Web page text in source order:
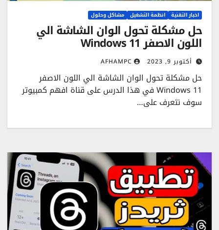
اخبار التقنية انظمة التشغيل مشاكل وحلول
حل مشكلة تحول الوان الشاشة الي
اللون الاصفر Windows 11
أكتوبر 9, 2023 AFHAMPC
حل مشكلة تحول الوان الشاشة الي اللون الاصفر
Windows 11 في هذا الدرس على قناة افهم كمبيوتر
سوف نتعرف على…